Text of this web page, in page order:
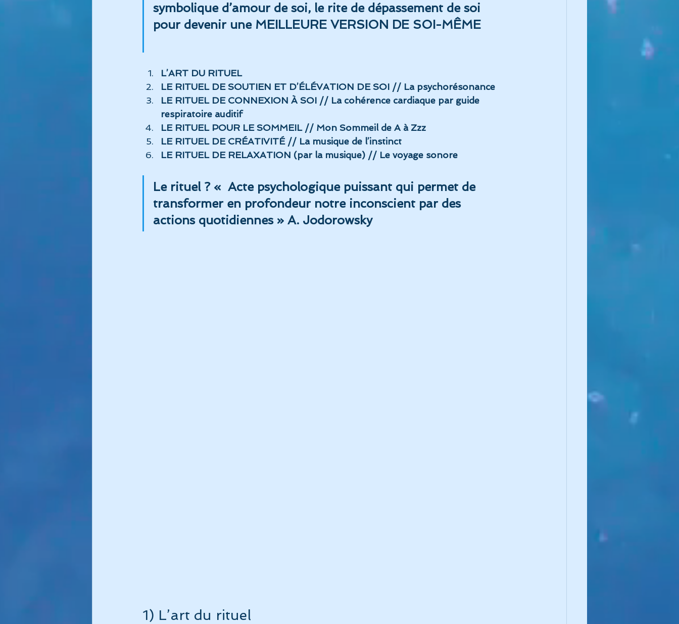
symbolique d’amour de soi, le rite de dépassement de soi
pour devenir une MEILLEURE VERSION DE SOI-MÊME
L’ART DU RITUEL
LE RITUEL DE SOUTIEN ET D’ÉLÉVATION DE SOI // La psychorésonance
LE RITUEL DE CONNEXION À SOI // La cohérence cardiaque par guide
respiratoire auditif
LE RITUEL POUR LE SOMMEIL // Mon Sommeil de A à Zzz
LE RITUEL DE CRÉATIVITÉ // La musique de l’instinct
LE RITUEL DE RELAXATION (par la musique) // Le voyage sonore
Le rituel ? «  Acte psychologique puissant qui permet de
transformer en profondeur notre inconscient par des
actions quotidiennes » A. Jodorowsky
1) L’art du rituel